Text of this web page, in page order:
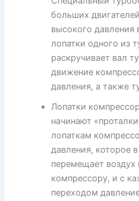
больших
высокого давления
лопатки одного из
раскручивает вал
движение
давления, а также
Лопатки
начинают
лопаткам
давления, которое
перемещает
компрессору, и с
переходом